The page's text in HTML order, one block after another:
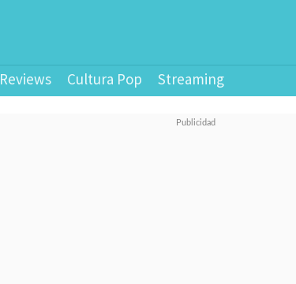
Reviews Cultura Pop Streaming